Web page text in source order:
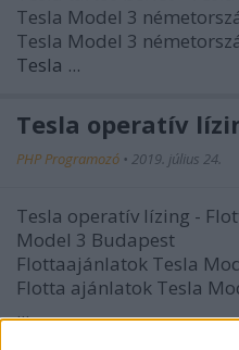
Tesla Model 3
Tesla Model 3
Tesla ...
Tesla operatív
PHP Programozó • 2019. július 24.
Tesla operatív lízing -
Model 3 Budapest
Flottaajánlatok Tesla
Flotta ajánlatok Tesla
...